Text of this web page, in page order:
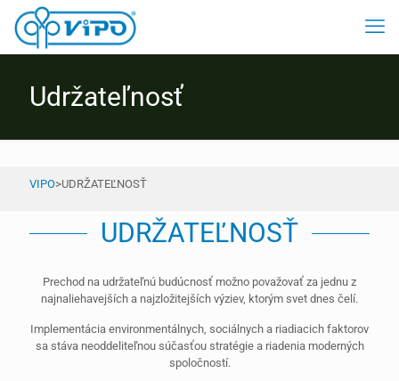
Udržateľnosť
VIPO>UDRŽATEĽNOSŤ
UDRŽATEĽNOSŤ
Prechod na udržateľnú budúcnosť možno považovať za jednu z
najnaliehavejších a najzložitejších výziev, ktorým svet dnes čelí.
Implementácia environmentálnych, sociálnych a riadiacich faktorov
sa stáva neoddeliteľnou súčasťou stratégie a riadenia moderných
spoločností.